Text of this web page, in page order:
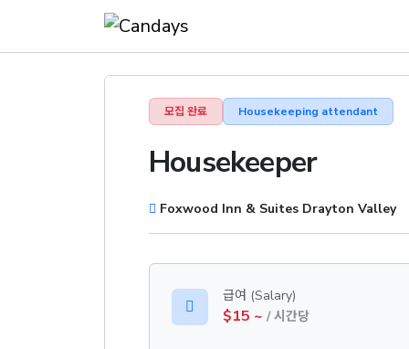
모집 완료 Housekeeping attendant
Housekeeper
Foxwood Inn & Suites Drayton Valley
급여 (Salary)
$15 ~ / 시간당